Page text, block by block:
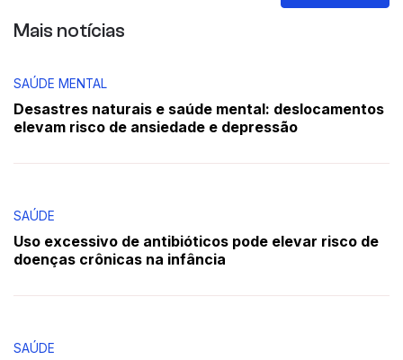
Mais notícias
SAÚDE MENTAL
Desastres naturais e saúde mental: deslocamentos
elevam risco de ansiedade e depressão
SAÚDE
Uso excessivo de antibióticos pode elevar risco de
doenças crônicas na infância
SAÚDE